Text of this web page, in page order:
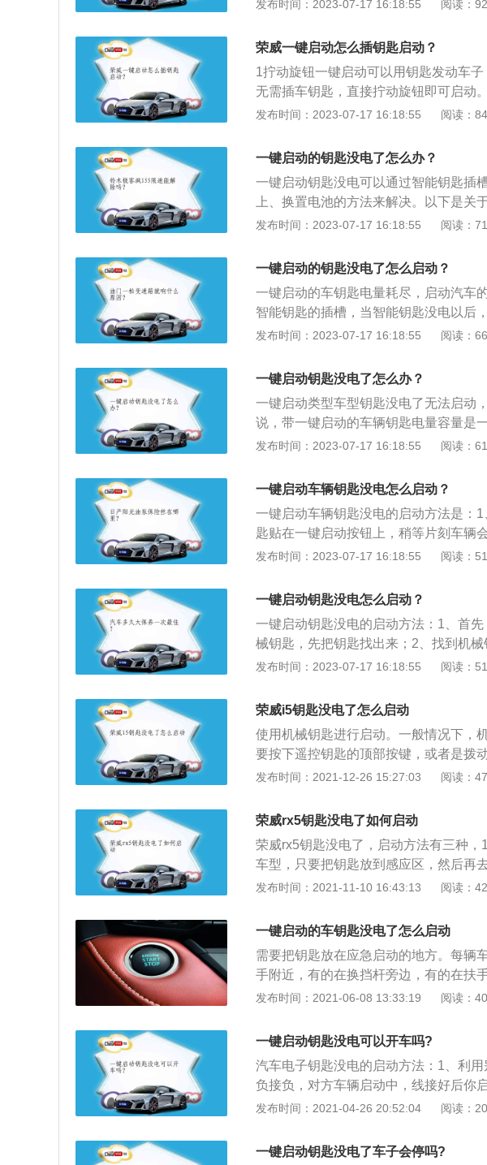
新检修线路，检查离合器是否损坏，若
发动机转速传感器损坏。解决方案：建
则需要立即更换。一键启动的基本工作
卡内的处理芯片磁感应控制开关防盗锁
人真实身份，车门锁会自行开启并消除
盖子；4、打开后，钥匙变成一边是电
车钥匙又能使用了。
键启动的车辆通常都配备无钥匙进入功
会自动解锁；下车之后，也不用掏钥匙
车就会锁上。应急启动：所有一键启动
防钥匙没电或者信号干扰的时候而设置
遥控器放在应急启动的地方才能打着火
的在方向盘下面的转向柱上，而且应急
靠近图标就可以启动发动机。
发布时间：2023-07-17 16:18:55 阅读：
荣威一键启动怎么插钥匙启动？
1拧动旋钮一键启动可以用钥匙发动车
无需插车钥匙，直接拧动旋钮即可启动
之后，需要按一下启动键，这个时候
刹，可以选择原地热车。4挂上D挡然
慢的放开脚刹，加以点油门，这样起步
发布时间：2023-07-17 16:18:55 阅读：
一键启动的钥匙没电了怎么办？
一键启动钥匙没电可以通过智能钥匙插
上、换置电池的方法来解决。以下是关
绍：1、智能钥匙插槽：一键启动的车
电以后，把智能钥匙插到这个插槽中，
从而发动车辆。2、机械钥匙孔：有一
起的钥匙孔，找到这个钥匙孔，就能够
轿车一样启动即可。一般机械钥匙孔会
的塑料按钮撬出来才干看到。3、把智
感应到钥匙，这个时分就能够发起车辆
能，当然，如果电池一点电量都没有
的电视遥控器一样，电池没电了就直接
较费点时间，不适合应急。
发布时间：2023-07-17 16:18:55 阅读：
一键启动的钥匙没电了怎么启动？
一键启动的车钥匙电量耗尽，启动汽车
智能钥匙的插槽，当智能钥匙没电以后
车辆就会感应到钥匙的存在，发动车辆
上，稍等一会，车辆会感应到钥匙，这
池。一键启动的装置是智能汽车的一部
置，同时也可以熄火，该装置可以在原
改装。
发布时间：2023-07-17 16:18:55 阅读：
一键启动钥匙没电了怎么办？
一键启动类型车型钥匙没电了无法启动
说，带一键启动的车辆钥匙电量容量是
强度下降，匹配距离缩短了，打不着火
螺丝刀插入遥控钥匙前端的小孔中。3.
更换上新的电池。
发布时间：2023-07-17 16:18:55 阅读：
一键启动车辆钥匙没电怎么启动？
一键启动车辆钥匙没电的启动方法是：
匙贴在一键启动按钮上，稍等片刻车辆
智能汽车的一部分，是实现简约启动过
火。一键启动的功能有：1、多重启动
4、感应智能进入；5、智能钥匙双模式
静音洗车模式。
发布时间：2023-07-17 16:18:55 阅读：
一键启动钥匙没电怎么启动？
一键启动钥匙没电的启动方法：1、首
械钥匙，先把钥匙找出来；2、找到机
打开车门即可。一般一键启动的车型都
现简约启动过程的一个按钮装置，同时
的位置改装，也可以独立面板改装。
发布时间：2023-07-17 16:18:55 阅读：
荣威i5钥匙没电了怎么启动
使用机械钥匙进行启动。一般情况下，
要按下遥控钥匙的顶部按键，或者是拨
车了。如果是要更换遥控器电池的话，
了，可能在满电的时候可以在3米内控
控汽车的话，多半就是钥匙没电了。第
如果不是受到外部磁场的干扰，就是遥
候，可以自行购买相应型号的纽扣电池
扣电池后再原路安装就可以了。
发布时间：2021-12-26 15:27:03 阅读：
荣威rx5钥匙没电了如何启动
荣威rx5钥匙没电了，启动方法有三种
车型，只要把钥匙放到感应区，然后再
换电池再启动。当荣威rx5钥匙遥控器遥
电池时要确保极性正确（正极面向上）
池。1、我们拿出钥匙，在钥匙顶部有
匙。2、弹出钥匙后，我们在侧面可以
注意撬动的时候要温柔些，避免钥匙损
盖子；4、打开后，钥匙变成一边是电
这样车钥匙又能使用了。
发布时间：2021-11-10 16:43:13 阅读：
一键启动的车钥匙没电了怎么启动
需要把钥匙放在应急启动的地方。每辆
手附近，有的在换挡杆旁边，有的在扶
向盘下面的转向柱上，而且应急位置一
平时多加留意，发现遥控器钥匙电量低
发布时间：2021-06-08 13:33:19 阅读：
一键启动钥匙没电可以开车吗?
汽车电子钥匙没电的启动方法：1、利
负接负，对方车辆启动中，线接好后你
挡的车可找个车帮你拉一下，挂三挡踩
的车还是老老实实借别的车的电瓶或是
发布时间：2021-04-26 20:52:04 阅读：
一键启动钥匙没电了车子会停吗?